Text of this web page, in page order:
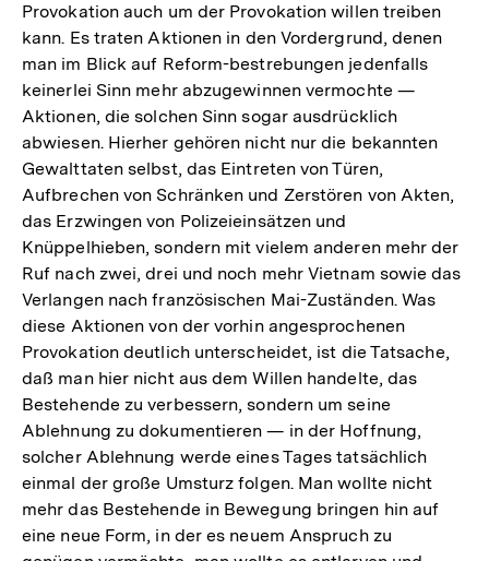
Provokation auch um der Provokation willen treiben
kann. Es traten Aktionen in den Vordergrund, denen
man im Blick auf Reform-bestrebungen jedenfalls
keinerlei Sinn mehr abzugewinnen vermochte —
Aktionen, die solchen Sinn sogar ausdrücklich
abwiesen. Hierher gehören nicht nur die bekannten
Gewalttaten selbst, das Eintreten von Türen,
Aufbrechen von Schränken und Zerstören von Akten,
das Erzwingen von Polizeieinsätzen und
Knüppelhieben, sondern mit vielem anderen mehr der
Ruf nach zwei, drei und noch mehr Vietnam sowie das
Verlangen nach französischen Mai-Zuständen. Was
diese Aktionen von der vorhin angesprochenen
Provokation deutlich unterscheidet, ist die Tatsache,
daß man hier nicht aus dem Willen handelte, das
Bestehende zu verbessern, sondern um seine
Ablehnung zu dokumentieren — in der Hoffnung,
solcher Ablehnung werde eines Tages tatsächlich
einmal der große Umsturz folgen. Man wollte nicht
mehr das Bestehende in Bewegung bringen hin auf
eine neue Form, in der es neuem Anspruch zu